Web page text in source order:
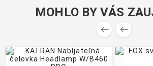
MOHLO BY VÁS
 